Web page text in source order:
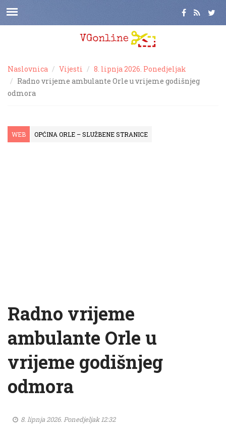
Naslovnica Vijesti
8. lipnja 2026. Ponedjeljak
Radno vrijeme ambulante Orle u vrijeme godišnjeg
odmora
WEB OPĆINA ORLE – SLUŽBENE STRANICE
Radno vrijeme
ambulante Orle u
vrijeme godišnjeg
odmora
8. lipnja 2026. Ponedjeljak 12:32